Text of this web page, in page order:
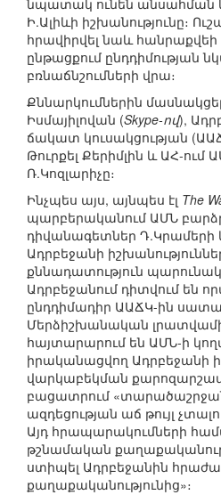
նպատակ ունեն անսահման
Ի.Ալիևի իշխանությունը։
հրավիրվել նաև
ընթացքում ընդդիմության
բռնաճնշումների վրա։
Քննարկումներին
Իսմայիլովան (Skype-ով),
ճակատ կուսակցության
Թուրքել Քերիմլին և ԱՀ-
Ռ.Կոզլարիչը։
Ինչպես այս, այնպես էլ The
պարբերականում ԱՄՆ
դիվանագետներ Դ.Կրամերի
Ադրբեջանի
քննադատություն
Ադրբեջանում դիտվում են
ընդդիմադիր ԱԱՃԿ-ին
Մերձիշխանական
հայտարարում են ԱՄՆ-ի
իրականացվող Ադրբեջանի
վարկաբեկման
բացատրում
ազդեցության աճ թույլ
Այդ հրապարակումների
թշնամական
ստիպել Ադրբեջանին
քաղաքականությունից»։